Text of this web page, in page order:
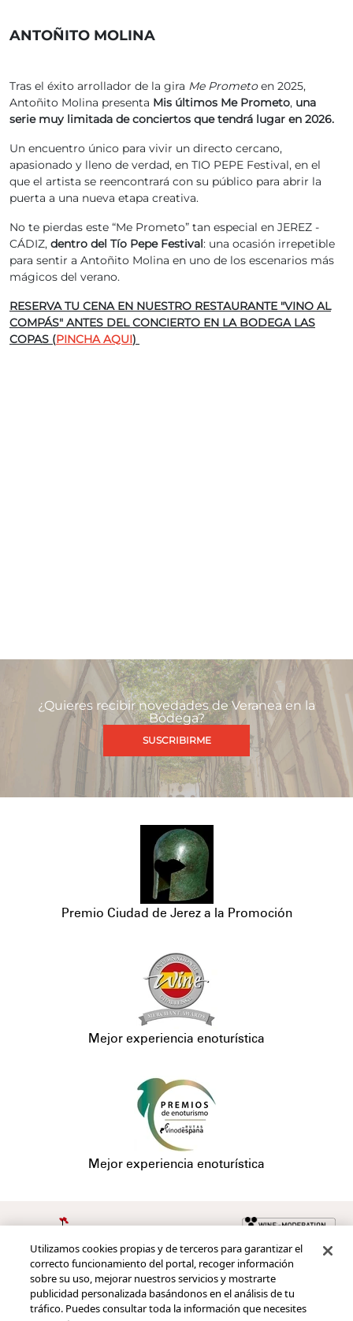
ANTOÑITO MOLINA
Tras el éxito arrollador de la gira Me Prometoen 2025,
Antoñito Molina presenta Mis últimos Me Prometo, una
serie muy limitada de conciertos que tendrá lugar en 2026.
Un encuentro único para vivir un directo cercano,
apasionado y lleno de verdad, en TIO PEPE Festival, en el
que el artista se reencontrará con su público para abrir la
puerta a una nueva etapa creativa.
No te pierdas este “Me Prometo” tan especial en JEREZ -
CÁDIZ, dentro del Tío Pepe Festival: una ocasión irrepetible
para sentir a Antoñito Molina en uno de los escenarios más
mágicos del verano.
RESERVA TU CENA EN NUESTRO RESTAURANTE "VINO AL
COMPÁS" ANTES DEL CONCIERTO EN LA BODEGA LAS
COPAS (PINCHA AQUI)
¿Quieres recibir novedades de Veranea en la
Bodega?
SUSCRIBIRME
Premio Ciudad de Jerez a la Promoción
Mejor experiencia enoturística
Mejor experiencia enoturística
Redes sociales
Utilizamos cookies propias y de terceros para garantizar el
correcto funcionamiento del portal, recoger información
sobre su uso, mejorar nuestros servicios y mostrarte
publicidad personalizada basándonos en el análisis de tu
tráfico. Puedes consultar toda la información que necesites